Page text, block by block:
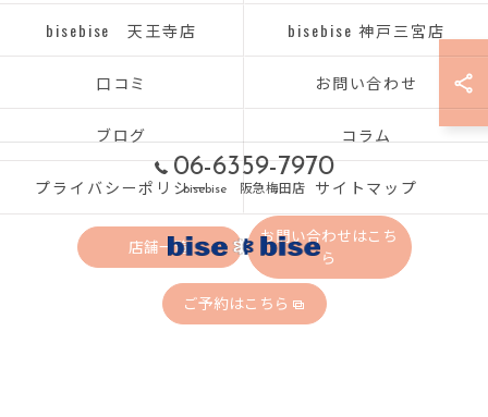
06-6359-7970
bisebise 阪急梅田店
店舗一覧
お問い合わせはこち
ら
ご予約はこちら
bisebise 天王寺店 bisebise 神戸三宮店
口コミ お問い合わせ
ブログ コラム
プライバシーポリシー サイトマップ
© 2026 大阪府梅田のエステならbisebise ALL RIGHTS RESERVED.